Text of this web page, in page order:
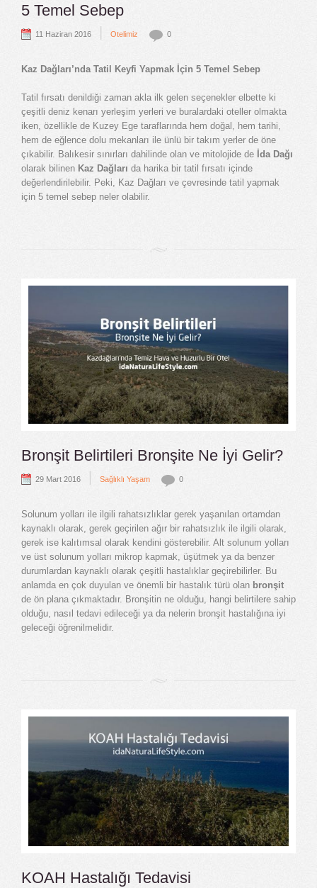
5 Temel Sebep
11 Haziran 2016 Otelimiz 0
Kaz Dağları’nda Tatil Keyfi Yapmak İçin 5 Temel Sebep
Tatil fırsatı denildiği zaman akla ilk gelen seçenekler elbette ki
çeşitli deniz kenarı yerleşim yerleri ve buralardaki oteller olmakta
iken, özellikle de Kuzey Ege taraflarında hem doğal, hem tarihi,
hem de eğlence dolu mekanları ile ünlü bir takım yerler de öne
çıkabilir. Balıkesir sınırları dahilinde olan ve mitolojide de İda Dağı
olarak bilinen Kaz Dağları da harika bir tatil fırsatı içinde
değerlendirilebilir. Peki, Kaz Dağları ve çevresinde tatil yapmak
için 5 temel sebep neler olabilir.
Bronşit Belirtileri Bronşite Ne İyi Gelir?
29 Mart 2016 Sağlıklı Yaşam 0
Solunum yolları ile ilgili rahatsızlıklar gerek yaşanılan ortamdan
kaynaklı olarak, gerek geçirilen ağır bir rahatsızlık ile ilgili olarak,
gerek ise kalıtımsal olarak kendini gösterebilir. Alt solunum yolları
ve üst solunum yolları mikrop kapmak, üşütmek ya da benzer
durumlardan kaynaklı olarak çeşitli hastalıklar geçirebilirler. Bu
anlamda en çok duyulan ve önemli bir hastalık türü olan bronşit
de ön plana çıkmaktadır. Bronşitin ne olduğu, hangi belirtilere sahip
olduğu, nasıl tedavi edileceği ya da nelerin bronşit hastalığına iyi
geleceği öğrenilmelidir.
KOAH Hastalığı Tedavisi